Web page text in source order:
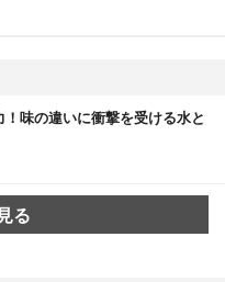
味の違いに衝撃を受ける水と
る